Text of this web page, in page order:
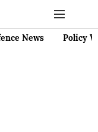
News Policy